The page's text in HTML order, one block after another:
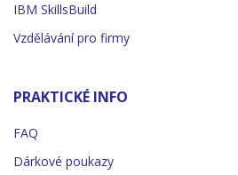
IBM SkillsBuild
Vzdělávání pro firmy
PRAKTICKÉ INFO
FAQ
Dárkové poukazy